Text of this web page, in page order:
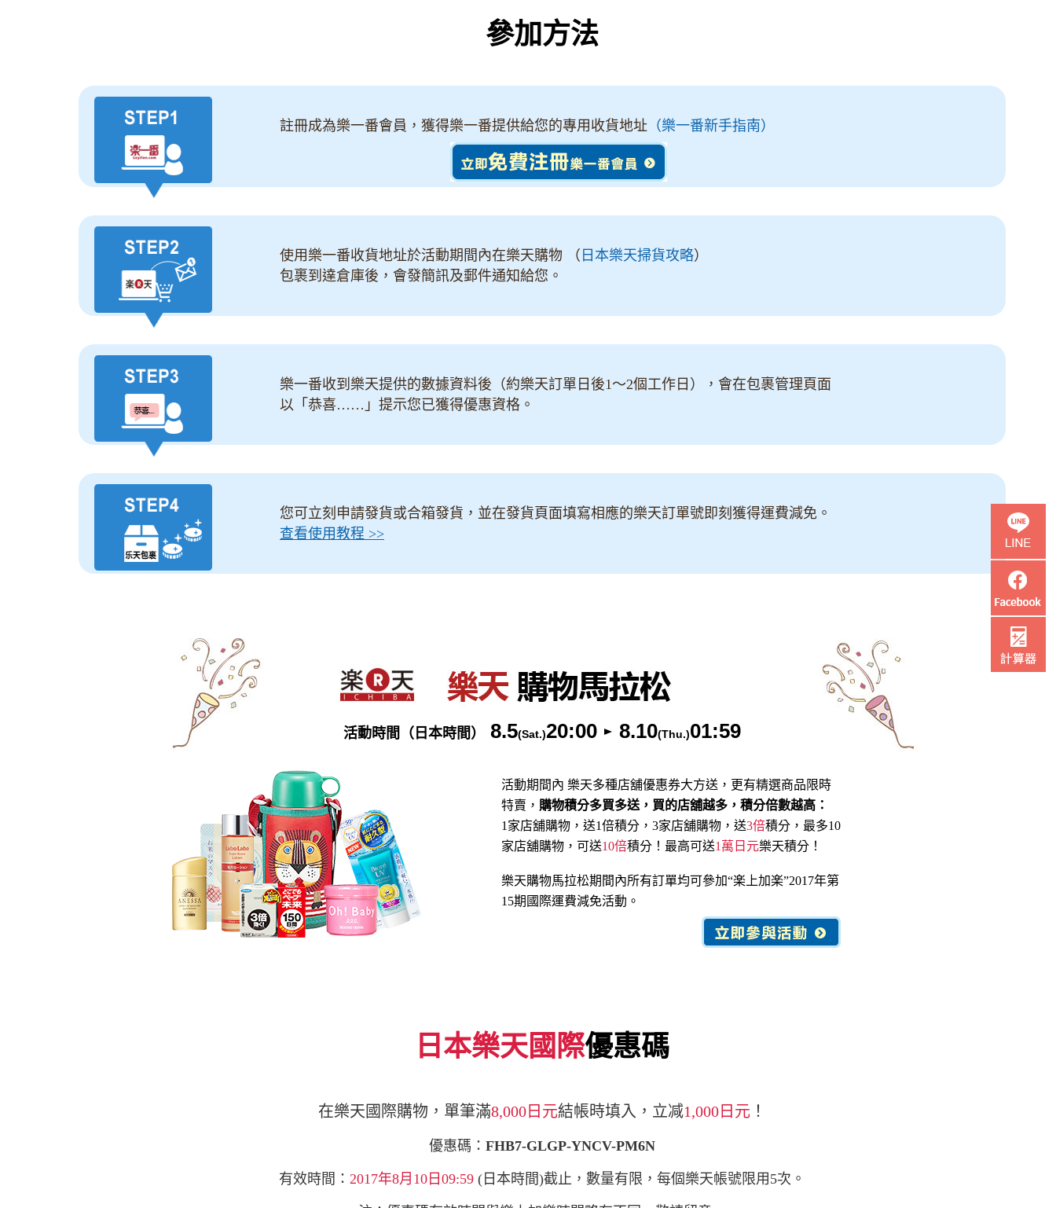
參加方法
註冊成為樂一番會員，獲得樂一番提供給您的專用收貨地址 （樂一番新手指南）
使用樂一番收貨地址於活動期間內在樂天購物 （ 日本樂天掃貨攻略）
包裹到達倉庫後，會發簡訊及郵件通知給您。
樂一番收到樂天提供的數據資料後（約樂天訂單日後1～2個工作日），會在包裹管理頁面
以「恭喜……」提示您已獲得優惠資格。
您可立刻申請發貨或合箱發貨，並在發貨頁面填寫相應的樂天訂單號即刻獲得運費減免。
查看使用教程 >>
活動時間（日本時間） 8.5(Sat.)20:00 8.10(Thu.)01:59
活動期間內 樂天多種店舖優惠券大方送，更有精選商品限時
特賣， 購物積分多買多送，買的店舖越多，積分倍數越高：
1家店舖購物，送1倍積分，3家店舖購物，送3倍積分，最多10
家店舖購物，可送10倍積分！最高可送1萬日元樂天積分！
樂天購物馬拉松期間內所有訂單均可參加“楽上加楽”2017年第
15期國際運費減免活動。
日本樂天國際優惠碼
在樂天國際購物，單筆滿8,000日元結帳時填入，立减1,000日元 ！
優惠碼： FHB7-GLGP-YNCV-PM6N
有效時間： 2017年8月10日09:59 (日本時間)截止，數量有限，每個樂天帳號限用5次。